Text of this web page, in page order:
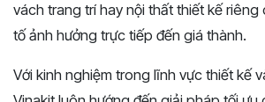
vách trang trí hay nội thất thiết kế riêng
tố ảnh hưởng trực tiếp đến giá thành.
Với kinh nghiệm trong lĩnh vực thiết kế